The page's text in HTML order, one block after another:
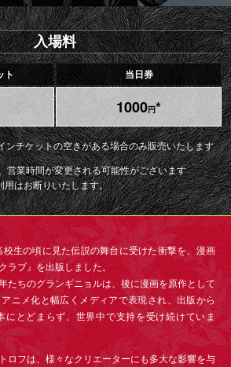
入場料
ト 当日券
1000円*
ンチケットの空きがある場合のみ販売いたします
営業時間が変更される可能性がございます
用はお断りいたします。
生の頃に見た伝説の舞台に受けた衝撃を、漫画
ラブ』を出版しました。
たちのグランギニョルは、後に漫画を原作として
ニメ化と幅広くメディアで表現され、出版から
にとどまらず、世界中で支持を受け続けていま
ロフは、様々なクリエーターにも多大な影響を与